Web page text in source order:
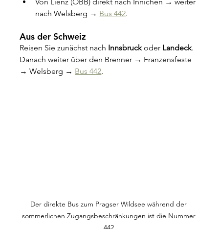
nach Welsberg → Bus 442.
Aus der Schweiz
Reisen Sie zunächst nach Innsbruck oder Landeck.
Danach weiter über den Brenner → Franzensfeste
→ Welsberg → Bus 442.
Der direkte Bus zum Pragser Wildsee während der
sommerlichen Zugangsbeschränkungen ist die Nummer